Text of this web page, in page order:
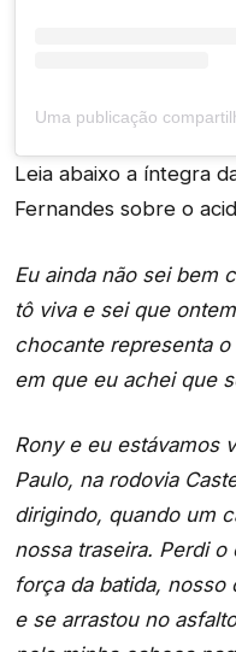
Leia abaixo a íntegra
Fernandes sobre o
Eu ainda não sei bem
tô viva e sei que
chocante representa
em que eu achei que
Rony e eu estávamos
Paulo, na rodovia
dirigindo, quando um
nossa traseira. Perdi
força da batida, nosso
e se arrastou no